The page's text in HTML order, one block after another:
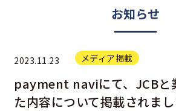
お知らせ
2023.11.23 メディア掲載
payment naviにて、JCBと
た内容について掲載されまし